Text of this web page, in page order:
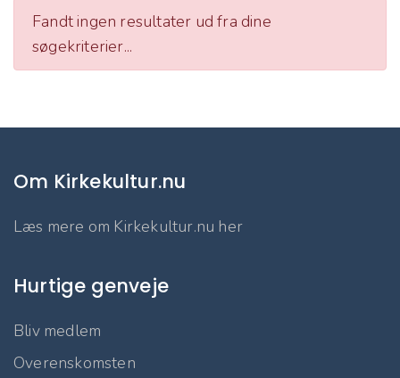
Fandt ingen resultater ud fra dine
søgekriterier...
Om Kirkekultur.nu
Læs mere om Kirkekultur.nu her
Hurtige genveje
Bliv medlem
Overenskomsten